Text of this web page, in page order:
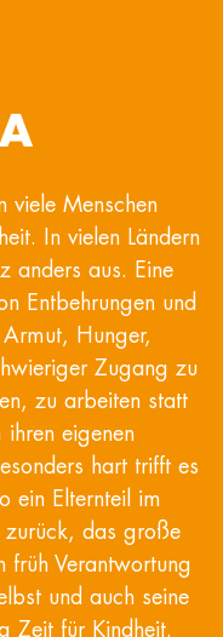
viele Menschen
In vielen Ländern
anders aus. Eine
Entbehrungen und
Hunger,
Zugang zu
zu arbeiten statt
ihren eigenen
hart trifft es
ein Elternteil im
das große
früh Verantwortung
und auch seine
Zeit für Kindheit.